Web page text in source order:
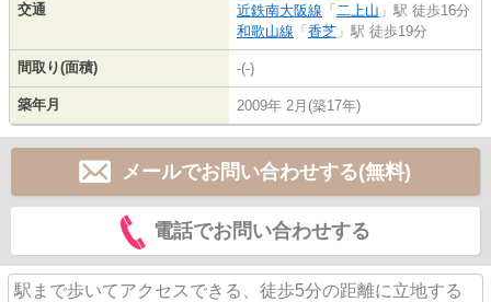
交通
近鉄南大阪線 「 二上山 」駅 徒歩16分
和歌山線 「 香芝 」駅 徒歩19分
間取り(面積) -(-)
築年月 2009年 2月(築17年)
メールでお問い合わせする(無料)
電話でお問い合わせする
駅まで歩いてアクセスできる、徒歩5分の距離に立地する